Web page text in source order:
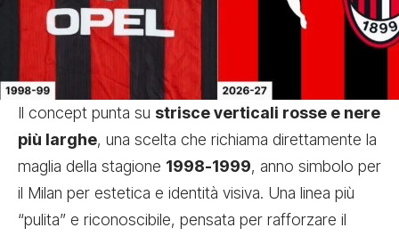
Il concept punta su strisce verticali rosse e nere
più larghe, una scelta che richiama direttamente la
maglia della stagione 1998-1999, anno simbolo per
il Milan per estetica e identità visiva. Una linea più
“pulita” e riconoscibile, pensata per rafforzare il